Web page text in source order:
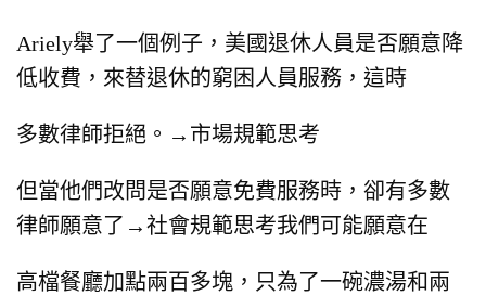
Ariely舉了一個例子，美國退休人員是否願意降
低收費，來替退休的窮困人員服務，這時
多數律師拒絕。→市場規範思考
但當他們改問是否願意免費服務時，卻有多數
律師願意了→社會規範思考我們可能願意在
高檔餐廳加點兩百多塊，只為了一碗濃湯和兩